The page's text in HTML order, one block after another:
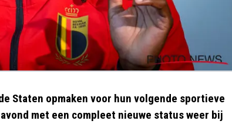
Staten opmaken voor hun volgende sportieve
met een compleet nieuwe status weer bij